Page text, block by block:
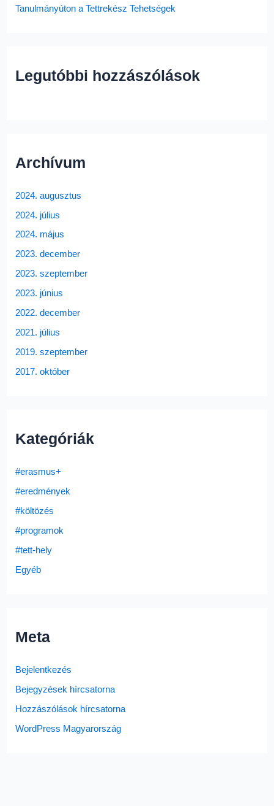
Tanulmányúton a Tettrekész Tehetségek
Legutóbbi hozzászólások
Archívum
2024. augusztus
2024. július
2024. május
2023. december
2023. szeptember
2023. június
2022. december
2021. július
2019. szeptember
2017. október
Kategóriák
#erasmus+
#eredmények
#költözés
#programok
#tett-hely
Egyéb
Meta
Bejelentkezés
Bejegyzések hírcsatorna
Hozzászólások hírcsatorna
WordPress Magyarország